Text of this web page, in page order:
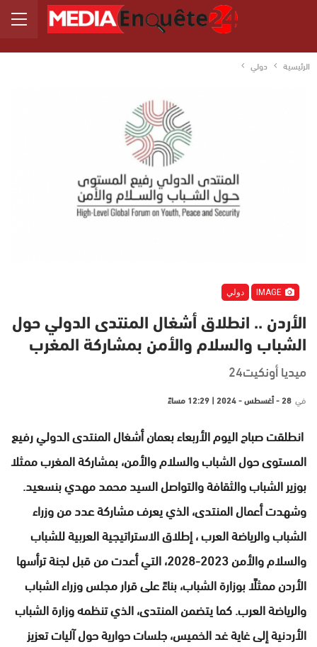
الرئيسية دولي
دولي
الأردن .. انطلاق أشغال المنتدى الدولي حول
الشباب والسلام والأمن بمشاركة المغرب
ميديا أونكيت24
في 28 - أغسطس - 2024 | 12:29 مساءً
انطلقت صباح اليوم الأربعاء بعمان أشغال المنتدى الدولي رفيع
المستوى حول الشباب والسلام والأمن، بمشاركة المغرب ممثلا
بوزير الشباب والثقافة والتواصل السيد محمد مهدي بنسعيد.
وشهدت أعمال المنتدى، الذي يعرف مشاركة عدد من وزراء
الشباب والرياضة العرب ، إطلاق الاستراتيجية العربية للشباب
والسلام والأمن 2023-2028، التي أعدت من قبل لجنة ترأسها
الأردن ممثلًا بوزارة الشباب، بناءً على قرار مجلس وزراء الشباب
والرياضة العرب. كما يتضمن المنتدى، الذي تنظمه وزارة الشباب
الأردنية إلى غاية غد الخميس، جلسات حوارية حول آليات تعزيز